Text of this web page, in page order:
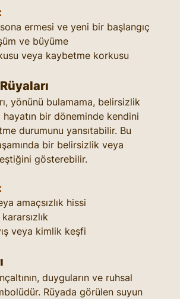
ermesi ve yeni bir başlangıç
ve büyüme
veya kaybetme korkusu
yönünü bulamama, belirsizlik
bir döneminde kendini
durumunu yansıtabilir. Bu
bir belirsizlik veya
gösterebilir.
amaçsızlık hissi
veya kimlik keşfi
duyguların ve ruhsal
Rüyada görülen suyun